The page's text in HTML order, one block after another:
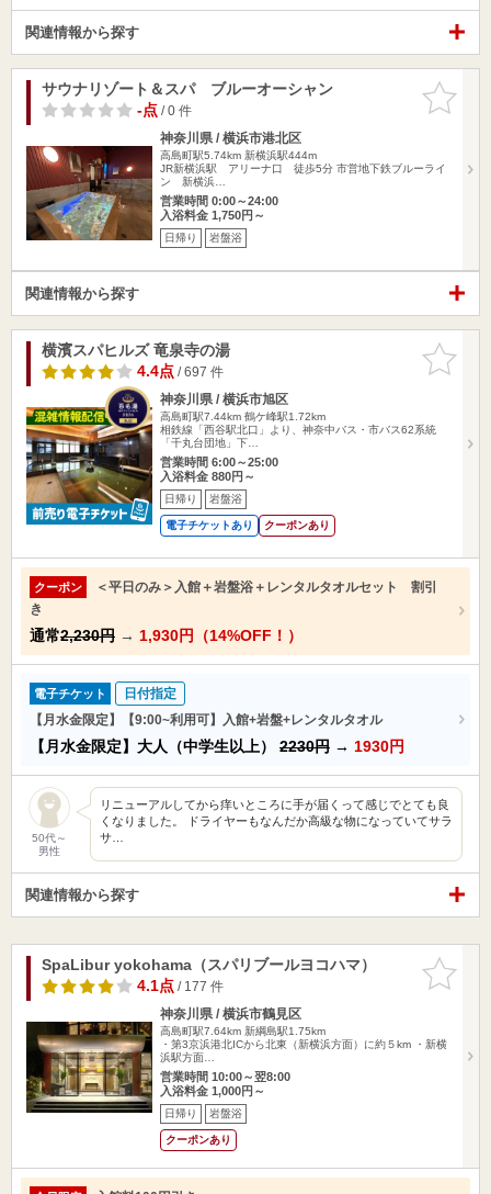
関連情報から探す
お気に入
りに追加
サウナリゾート＆スパ ブルーオーシャン
-点/ 0 件
神奈川県 / 横浜市港北区
高島町駅5.74km 新横浜駅444m
JR新横浜駅 アリーナ口 徒歩5分 市営地下鉄ブルーライ
ン 新横浜…
営業時間 0:00～24:00
入浴料金 1,750円～
日帰り 岩盤浴
関連情報から探す
お気に入
りに追加
横濱スパヒルズ 竜泉寺の湯
4.4点/ 697 件
神奈川県 / 横浜市旭区
高島町駅7.44km 鶴ケ峰駅1.72km
相鉄線「西谷駅北口」より、神奈中バス・市バス62系統
「千丸台団地」下…
営業時間 6:00～25:00
入浴料金 880円～
日帰り 岩盤浴
電子チケットあり クーポンあり
クーポン
＜平日のみ＞入館＋岩盤浴＋レンタルタオルセット 割引
き
通常2,230円 → 1,930円（14%OFF！）
電子チケット
日付指定
【月水金限定】【9:00~利用可】入館+岩盤+レンタルタオル
【月水金限定】大人（中学生以上） 2230円 → 1930円
50代～
男性
リニューアルしてから痒いところに手が届くって感じでとても良
くなりました。 ドライヤーもなんだか高級な物になっていてサラ
サ…
関連情報から探す
お気に入
りに追加
SpaLibur yokohama（スパリブールヨコハマ）
4.1点/ 177 件
神奈川県 / 横浜市鶴見区
高島町駅7.64km 新綱島駅1.75km
・第3京浜港北ICから北東（新横浜方面）に約５km ・新横
浜駅方面…
営業時間 10:00～翌8:00
入浴料金 1,000円～
日帰り 岩盤浴
クーポンあり